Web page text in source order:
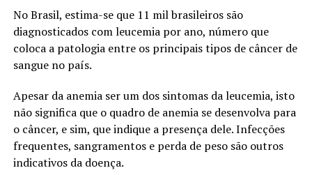
No Brasil, estima-se que 11 mil brasileiros são
diagnosticados com leucemia por ano, número que
coloca a patologia entre os principais tipos de câncer de
sangue no país.
Apesar da anemia ser um dos sintomas da leucemia, isto
não significa que o quadro de anemia se desenvolva para
o câncer, e sim, que indique a presença dele. Infecções
frequentes, sangramentos e perda de peso são outros
indicativos da doença.